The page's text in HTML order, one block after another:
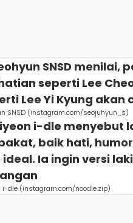
SNSD
seperti Lee
Lee Yi Kyung akan
SNSD (instagram.com/seojuhyun_s)
i-dle
baik hati,
ideal. Ia ingin versi
i-dle (instagram.com/noodle.zip)